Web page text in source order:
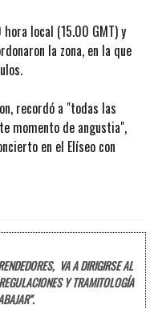
local (15.00 GMT) y
la zona, en la que
recordó a "todas las
momento de angustia",
en el Elíseo con
VA A DIRIGIRSE AL
Y TRAMITOLOGÍA